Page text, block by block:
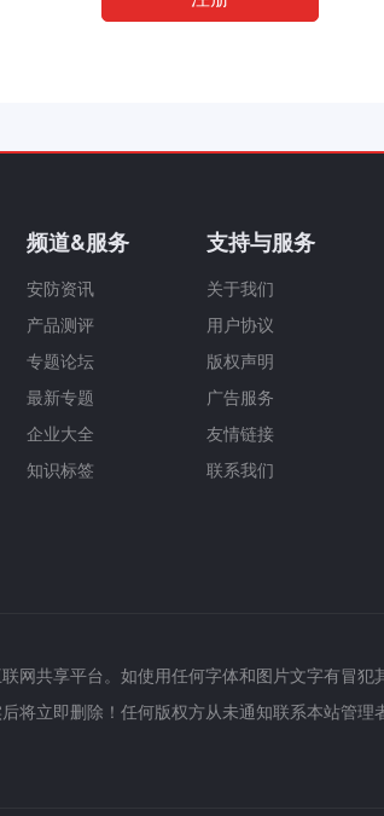
频道&服务
安防资讯
产品测评
专题论坛
最新专题
企业大全
知识标签
支持与服务
关于我们
用户协议
版权声明
广告服务
友情链接
联系我们
网共享平台。如使用任何字体和图片文字有冒
将立即删除！任何版权方从未通知联系本站管